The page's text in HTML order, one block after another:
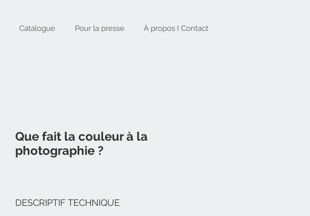
Catalogue Pour la presse À propos I Contact
Que fait la couleur à la
photographie ?
DESCRIPTIF TECHNIQUE